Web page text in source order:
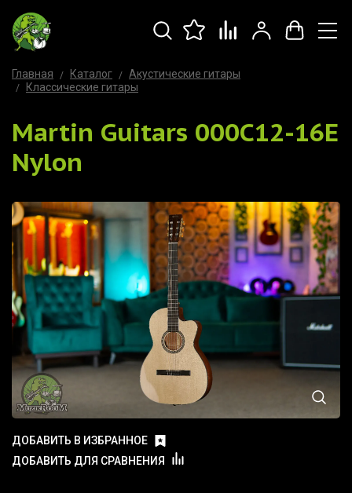
Главная Каталог
Акустические гитары
Классические гитары
Martin Guitars 000C12-16E
Nylon
ДОБАВИТЬ В ИЗБРАННОЕ
ДОБАВИТЬ ДЛЯ СРАВНЕНИЯ